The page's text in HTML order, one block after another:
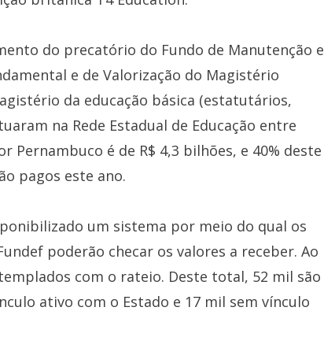
do precatório do Fundo de Manutenção e
e de Valorização do Magistério
da educação básica (estatutários,
na Rede Estadual de Educação entre
Pernambuco é de R$ 4,3 bilhões, e 40% deste
pagos este ano.
um sistema por meio do qual os
poderão checar os valores a receber. Ao
com o rateio. Deste total, 52 mil são
ativo com o Estado e 17 mil sem vínculo